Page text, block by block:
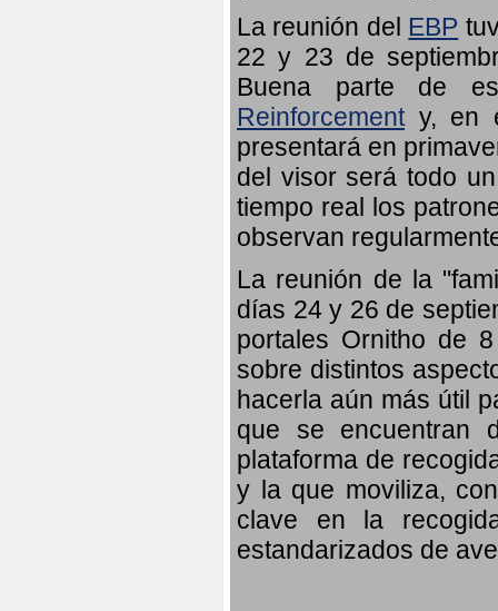
La reunión del EBP
22 y 23 de
Buena parte de
Reinforcementy, en
presentará en
del visor será todo
tiempo real los
observan
La reunión de la
días 24 y 26 de
portales Ornitho de
sobre distintos
hacerla aún más útil
que se encuentran
plataforma de
y la que moviliza,
clave en la
estandarizados de